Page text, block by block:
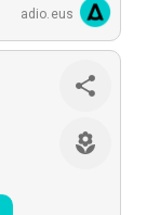
adio.eus